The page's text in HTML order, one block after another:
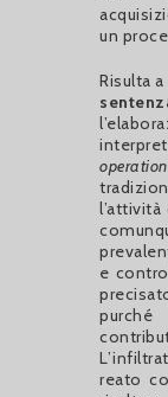
un
Risulta
operation
e
reato